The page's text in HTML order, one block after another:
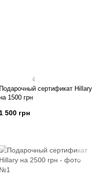
4
Подарочный сертификат Hillary
1500 грн
1 500 грн